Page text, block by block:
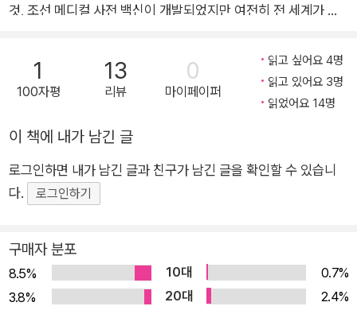
권으로 읽는 일제강점실록》, 인도네시아에서는 소설 《건청궁일
학을 정리하고 있는데, 《세계사 신박한 정리》, 《그리스로마신화
신박한 정리》, 《동서양 철학 신박한 정리》, 《한국사 신박한 정
리》, 《세상의 모든 신화 신박한 정리》 등의 ‘신박한 정리’ 시리즈
를 내놓고 있으며, 이 외에 150여 권의 어린이 책을 출간하였다.
을 통나무에서 펴냈다. 1999년에 참사람 배움집 ‘이산서당’을 설
립하여 운영하였으며, 2006년에 경기도 고양시 일산에‘다산학
것, 조선 메디컬 사전 백신이 개발되었지만 여전히 전 세계가 코
이러한 전염병이 거의 매년 찾아와 팬데믹이 일상이었다. 이 같은
극한의 상황에서 조선인들은 어떻게 살아남았고, 가장 혹독했던
질병은 무엇이었을까? 고작 감기로 생사가 갈렸던 시대엔 질병
으로 이겨냈을까? 《메디컬 조선》은 열악한 환경에서도 체계적인
의료 시스템을 세우고 백성을 구제해온 조선인들의 질병에 대한
끈질긴 투쟁기다. 의학 교육의 산실 전의감과 대표 서민 병원 혜
선 땅을 휩쓴 10대 질병과 그 치료법, 왕들이 앓았던 질병과 사인
(死因), 그리고 의술로 이름을 날린 명의와 각종 의서까지. 그동
안 우리가 몰랐던 500년 조선 의료의 모든 것을 흥미롭게 담아냈
1
100자평
13
리뷰
0
마이페이퍼
읽고 싶어요 4명
읽고 있어요 3명
읽었어요 14명
이 책에 내가 남긴 글
로그인하면 내가 남긴 글과 친구가 남긴 글을 확인할 수 있습니
다.
로그인하기
구매자 분포
8.5% 10대
0.7%
3.8%
20대
2.4%